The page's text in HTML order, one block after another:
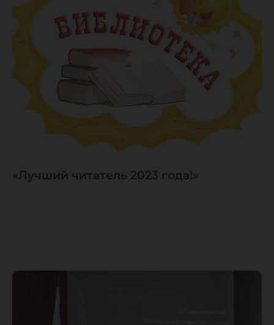
«Лучший читатель 2023 года!»